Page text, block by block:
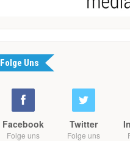
Folge Uns
Facebook
Folge uns
Twitter
Folge uns